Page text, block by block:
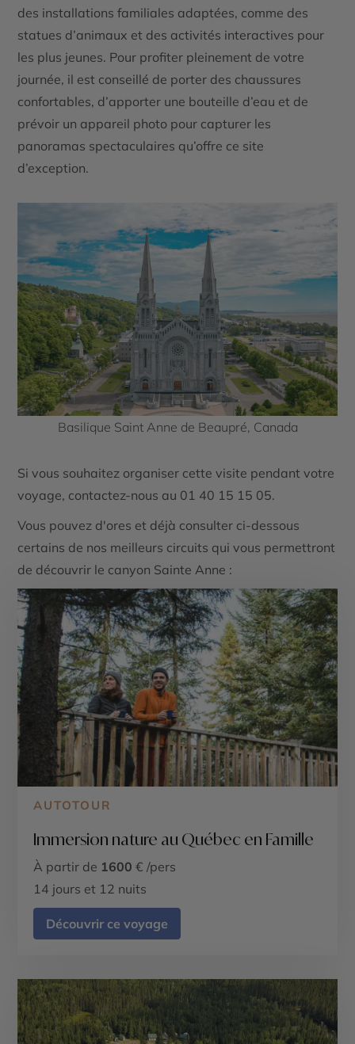
des installations familiales adaptées, comme des
statues d’animaux et des activités interactives pour
les plus jeunes. Pour profiter pleinement de votre
journée, il est conseillé de porter des chaussures
confortables, d’apporter une bouteille d’eau et de
prévoir un appareil photo pour capturer les
panoramas spectaculaires qu’offre ce site
d’exception.
Basilique Saint Anne de Beaupré, Canada
Si vous souhaitez organiser cette visite pendant votre
voyage, contactez-nous au 01 40 15 15 05.
Vous pouvez d'ores et déjà consulter ci-dessous
certains de nos meilleurs circuits qui vous permettront
de découvrir le canyon Sainte Anne :
AUTOTOUR
Immersion nature au Québec en Famille
À partir de 1600 € /pers
14 jours et 12 nuits
Découvrir ce voyage